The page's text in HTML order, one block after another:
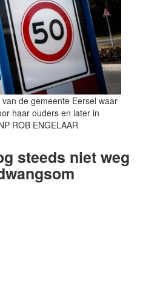
de gemeente Eersel waar
haar ouders en later in
ROB ENGELAAR
steeds niet weg